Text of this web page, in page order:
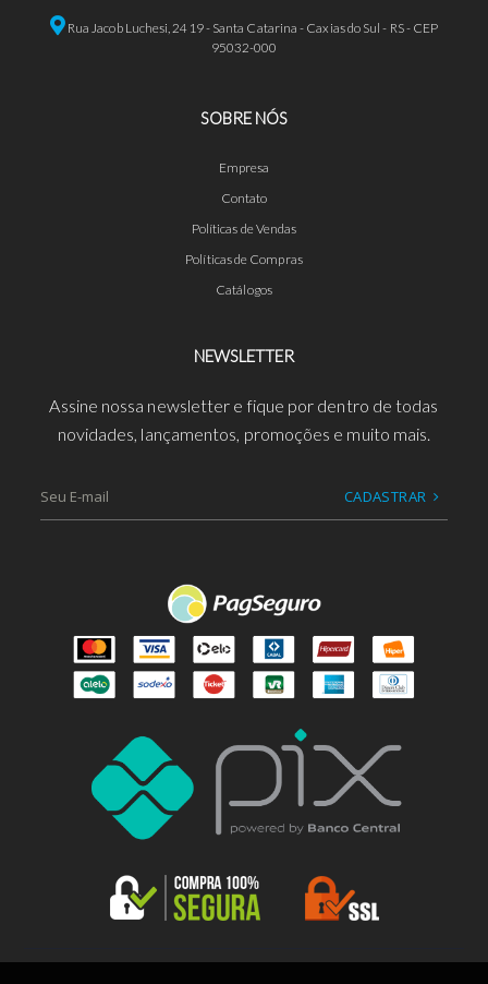
Rua Jacob Luchesi, 2419 - Santa Catarina - Caxias do Sul - RS - CEP
95032-000
SOBRE NÓS
Empresa
Contato
Políticas de Vendas
Políticas de Compras
Catálogos
NEWSLETTER
Assine nossa newsletter e fique por dentro de todas
novidades, lançamentos, promoções e muito mais.
CADASTRAR